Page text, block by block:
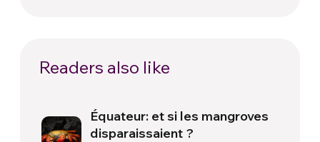
Readers also like
Équateur: et si les mangroves
disparaissaient ?